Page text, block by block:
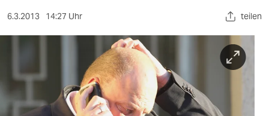
sport
berlin
nord
wahrheit
6.3.2013 14:27 Uhr teilen